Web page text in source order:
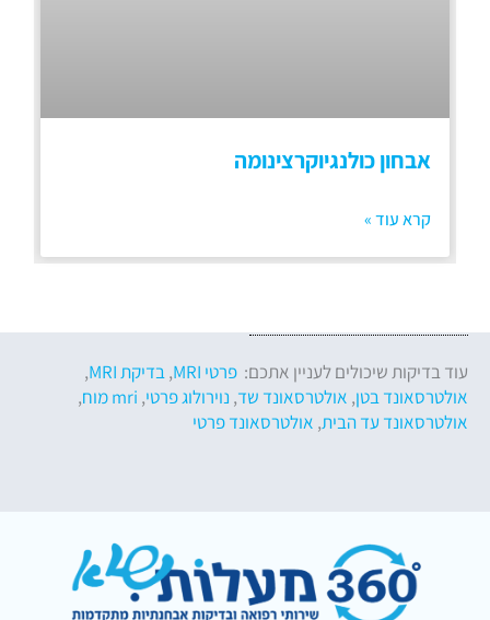
אבחון כולנגיוקרצינומה
קרא עוד »
עוד בדיקות שיכולים לעניין אתכם: פרטי MRI ,בדיקת MRI
,
אולטרסאונד בטן, אולטרסאונד שד, נוירולוג פרטי, mri מוח
,
אולטרסאונד עד הבית, אולטרסאונד פרטי